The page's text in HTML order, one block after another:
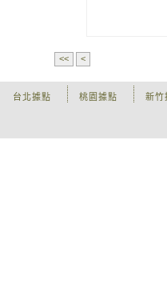
<< <
新竹
桃園據點
台北據點